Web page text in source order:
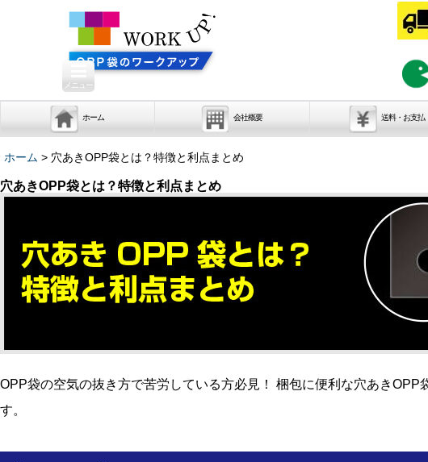
メニュー
ホーム 会社概要 送料・お支払
ホーム > 穴あきOPP袋とは？特徴と利点まとめ
穴あきOPP袋とは？特徴と利点まとめ
OPP袋の空気の抜き方で苦労している方必見！ 梱包に便利な穴あきOPP
す。